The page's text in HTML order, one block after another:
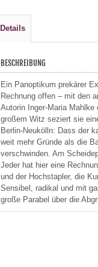
Details
BESCHREIBUNG
Ein Panoptikum prekärer
Rechnung offen – mit den
Autorin Inger-Maria
großem Witz seziert sie
Berlin-Neukölln: Dass der
weit mehr Gründe als die
verschwinden. Am
Jeder hat hier eine
und der Hochstapler, die
Sensibel, radikal und mit
große Parabel über die